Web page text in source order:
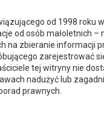
od 1998 roku
od osób małoletnich –
na zbieranie informacji
zarejestrować
tej witryny nie
nadużyć lub
prawnych.